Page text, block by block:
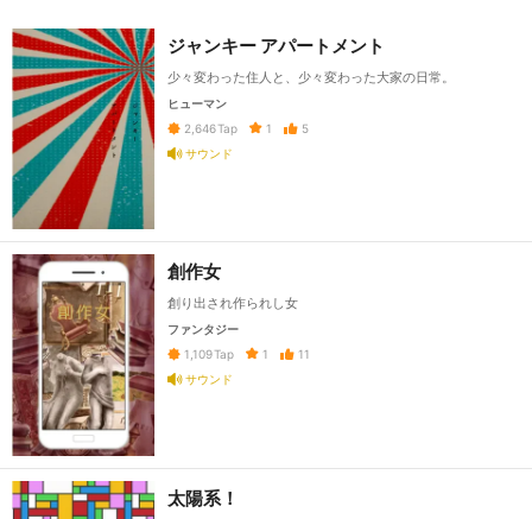
ジャンキー アパートメント
少々変わった住人と、少々変わった大家の日常。
ヒューマン
2,646Tap 1
5
サウンド
創作女
創り出され作られし女
ファンタジー
1,109Tap 1
11
サウンド
太陽系！